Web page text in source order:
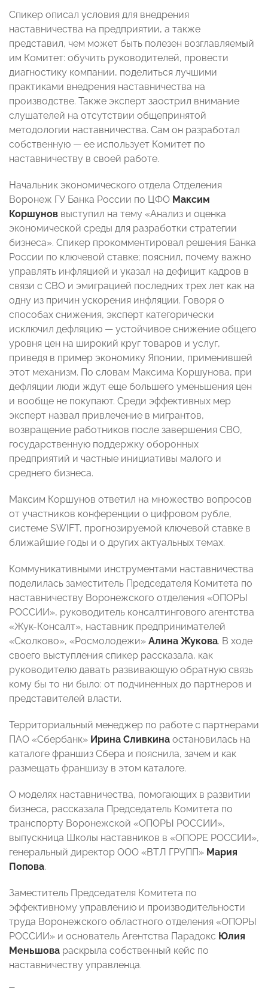
Спикер описал условия для внедрения
наставничества на предприятии, а также
представил, чем может быть полезен возглавляемый
им Комитет: обучить руководителей, провести
диагностику компании, поделиться лучшими
практиками внедрения наставничества на
производстве. Также эксперт заострил внимание
слушателей на отсутствии общепринятой
методологии наставничества. Сам он разработал
собственную — ее использует Комитет по
наставничеству в своей работе.
Начальник экономического отдела Отделения
Воронеж ГУ Банка России по ЦФО Максим
Коршунов выступил на тему «Анализ и оценка
экономической среды для разработки стратегии
бизнеса». Спикер прокомментировал решения Банка
России по ключевой ставке; пояснил, почему важно
управлять инфляцией и указал на дефицит кадров в
связи с СВО и эмиграцией последних трех лет как на
одну из причин ускорения инфляции. Говоря о
способах снижения, эксперт категорически
исключил дефляцию — устойчивое снижение общего
уровня цен на широкий круг товаров и услуг,
приведя в пример экономику Японии, применившей
этот механизм. По словам Максима Коршунова, при
дефляции люди ждут еще большего уменьшения цен
и вообще не покупают. Среди эффективных мер
эксперт назвал привлечение в мигрантов,
возвращение работников после завершения СВО,
государственную поддержку оборонных
предприятий и частные инициативы малого и
среднего бизнеса.
Максим Коршунов ответил на множество вопросов
от участников конференции о цифровом рубле,
системе SWIFT, прогнозируемой ключевой ставке в
ближайшие годы и о других актуальных темах.
Коммуникативными инструментами наставничества
поделилась заместитель Председателя Комитета по
наставничеству Воронежского отделения «ОПОРЫ
РОССИИ», руководитель консалтингового агентства
«Жук-Консалт», наставник предпринимателей
«Сколково», «Росмолодежи» Алина Жукова. В ходе
своего выступления спикер рассказала, как
руководителю давать развивающую обратную связь
кому бы то ни было: от подчиненных до партнеров и
представителей власти.
Территориальный менеджер по работе с партнерами
ПАО «Сбербанк» Ирина Сливкина остановилась на
каталоге франшиз Сбера и пояснила, зачем и как
размещать франшизу в этом каталоге.
О моделях наставничества, помогающих в развитии
бизнеса, рассказала Председатель Комитета по
транспорту Воронежской «ОПОРЫ РОССИИ»,
выпускница Школы наставников в «ОПОРЕ РОССИИ»,
генеральный директор ООО «ВТЛ ГРУПП» Мария
Попова.
Заместитель Председателя Комитета по
эффективному управлению и производительности
труда Воронежского областного отделения «ОПОРЫ
РОССИИ» и основатель Агентства Парадокс Юлия
Меньшова раскрыла собственный кейс по
наставничеству управленца.